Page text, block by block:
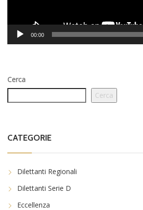
00:00
Cerca
Cerca
CATEGORIE
Dilettanti Regionali
Dilettanti Serie D
Eccellenza